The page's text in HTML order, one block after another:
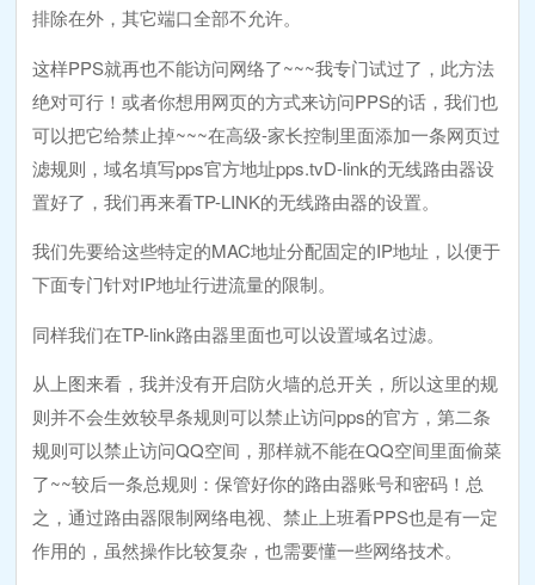
排除在外，其它端口全部不允许。
这样PPS就再也不能访问网络了~~~我专门试过了，此方法
绝对可行！或者你想用网页的方式来访问PPS的话，我们也
可以把它给禁止掉~~~在高级-家长控制里面添加一条网页过
滤规则，域名填写pps官方地址pps.tvD-link的无线路由器设
置好了，我们再来看TP-LINK的无线路由器的设置。
我们先要给这些特定的MAC地址分配固定的IP地址，以便于
下面专门针对IP地址行进流量的限制。
同样我们在TP-link路由器里面也可以设置域名过滤。
从上图来看，我并没有开启防火墙的总开关，所以这里的规
则并不会生效较早条规则可以禁止访问pps的官方，第二条
规则可以禁止访问QQ空间，那样就不能在QQ空间里面偷菜
了~~较后一条总规则：保管好你的路由器账号和密码！总
之，通过路由器限制网络电视、禁止上班看PPS也是有一定
作用的，虽然操作比较复杂，也需要懂一些网络技术。